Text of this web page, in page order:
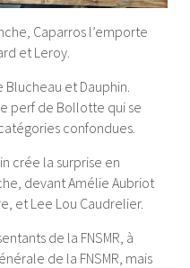
Caparros l’emporte
et Leroy.
et Dauphin.
perf de Bollotte qui se
confondues.
crée la surprise en
devant Amélie Aubriot
et Lee Lou Caudrelier.
de la FNSMR, à
de la FNSMR, mais